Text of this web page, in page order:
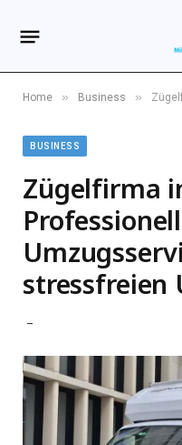
Home » Business »
BUSINESS
Zügelfirma
stressfreien